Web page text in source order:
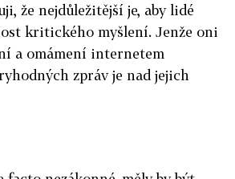
že nejdůležitější je, aby lidé
kritického myšlení. Jenže oni
a omámení internetem
zpráv je nad jejich